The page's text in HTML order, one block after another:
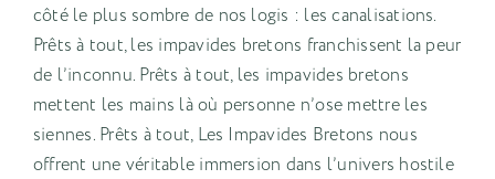
côté le plus sombre de nos logis : les canalisations.
Prêts à tout, les impavides bretons franchissent la peur
de l’inconnu. Prêts à tout, les impavides bretons
mettent les mains là où personne n’ose mettre les
siennes. Prêts à tout, Les Impavides Bretons nous
offrent une véritable immersion dans l’univers hostile